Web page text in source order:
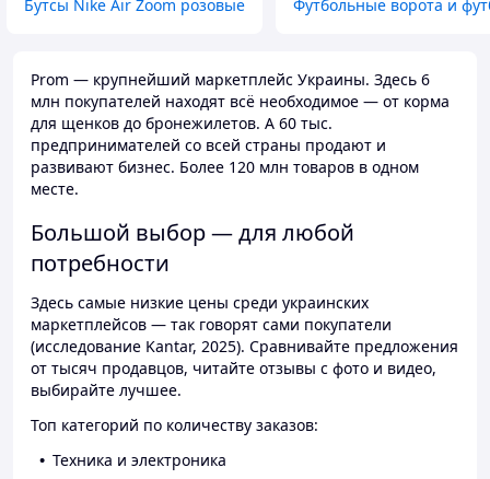
Бутсы Nike Air Zoom розовые Футбольные ворота и
Prom — крупнейший маркетплейс Украины. Здесь 6
млн покупателей находят всё необходимое — от корма
для щенков до бронежилетов. А 60 тыс.
предпринимателей со всей страны продают и
развивают бизнес. Более 120 млн товаров в одном
месте.
Большой выбор — для любой
потребности
Здесь самые низкие цены среди украинских
маркетплейсов — так говорят сами покупатели
(исследование Kantar, 2025). Сравнивайте предложения
от тысяч продавцов, читайте отзывы с фото и видео,
выбирайте лучшее.
Топ категорий по количеству заказов:
Техника и электроника